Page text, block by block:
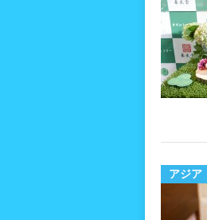
アジア